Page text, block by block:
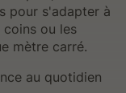
pour s'adapter à
coins ou les
mètre carré.
au quotidien